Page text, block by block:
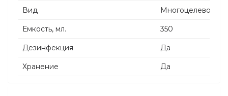
Вид Многоцелевой
Емкость, мл. 350
Дезинфекция Да
Хранение Да